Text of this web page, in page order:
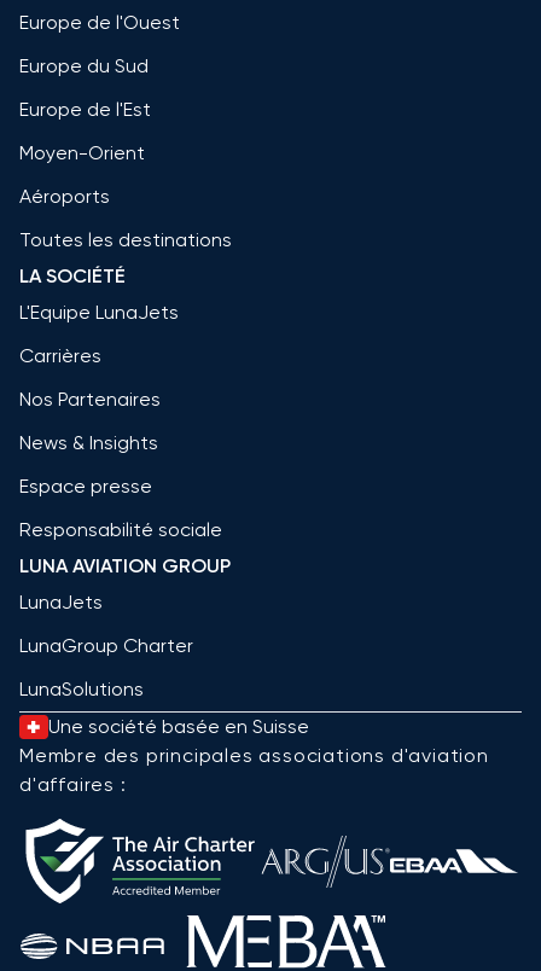
Europe de l'Ouest
Europe du Sud
Europe de l'Est
Moyen-Orient
Aéroports
Toutes les destinations
LA SOCIÉTÉ
L'Equipe LunaJets
Carrières
Nos Partenaires
News & Insights
Espace presse
Responsabilité sociale
LUNA AVIATION GROUP
LunaJets
LunaGroup Charter
LunaSolutions
Une société basée en Suisse
Membre des principales associations d'aviation
d'affaires :